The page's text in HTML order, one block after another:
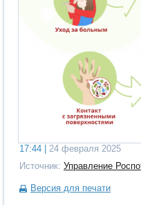
17:44 |
24 февраля 2025
Источник: Управление
Версия для печати